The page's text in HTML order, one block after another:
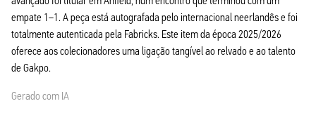
empate 1–1. A peça está autografada pelo internacional neerlandês e foi
totalmente autenticada pela Fabricks. Este item da época 2025/2026
oferece aos colecionadores uma ligação tangível ao relvado e ao talento
de Gakpo.
Gerado com IA